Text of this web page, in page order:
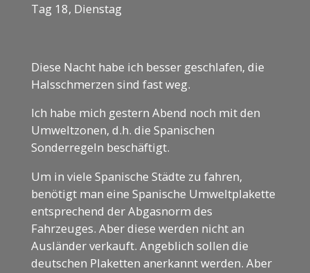
Tag 18, Dienstag
Diese Nacht habe ich besser geschlafen, die
Halsschmerzen sind fast weg.
Ich habe mich gestern Abend noch mit den
Umweltzonen, d.h. die Spanischen
Sonderregeln beschäftigt.
Um in viele Spanische Städte zu fahren,
benötigt man eine Spanische Umweltplakette
entsprechend der Abgasnorm des
Fahrzeuges. Aber diese werden nicht an
Ausländer verkauft. Angeblich sollen die
deutschen Plaketten anerkannt werden. Aber